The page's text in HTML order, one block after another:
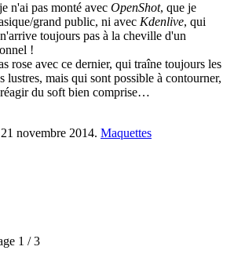
n'ai pas monté avec OpenShot, que je
grand public, ni avec Kdenlive, qui
toujours pas à la cheville d'un
!
rose avec ce dernier, qui traîne toujours les
lustres, mais qui sont possible à contourner,
du soft bien comprise…
novembre 2014. Maquettes
1 / 3